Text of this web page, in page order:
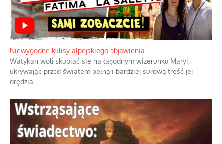
Niewygodne kulisy alpejskiego objawienia
Watykan woli skupiać się na łagodnym wizerunku Maryi,
ukrywając przed światem pełną i bardziej surową treść jej
orędzia.